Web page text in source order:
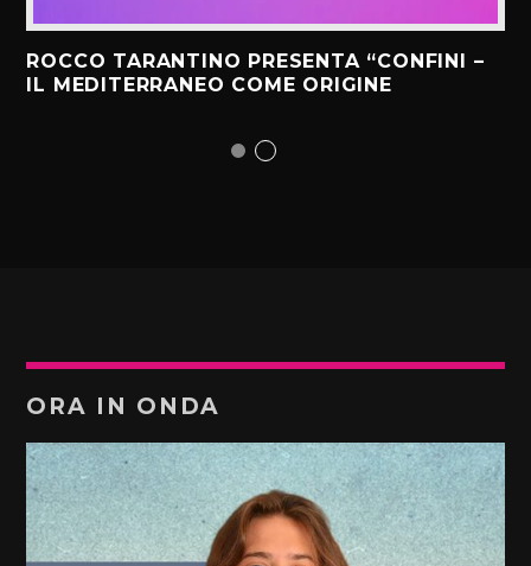
ROCCO TARANTINO PRESENTA “CONFINI –
IL MEDITERRANEO COME ORIGINE
ORA IN ONDA